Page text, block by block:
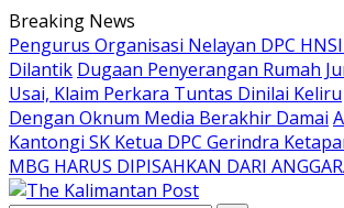
Langsung
ke
konten
Breaking News
Pengurus Organisasi Nelayan DPC
Dilantik Dugaan Penyerangan Rumah
Usai, Klaim Perkara Tuntas Dinilai Keliru
Dengan Oknum Media Berakhir Damai
Kantongi SK Ketua DPC Gerindra
MBG HARUS DIPISAHKAN DARI